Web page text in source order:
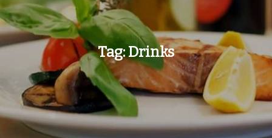
Tag: Drinks